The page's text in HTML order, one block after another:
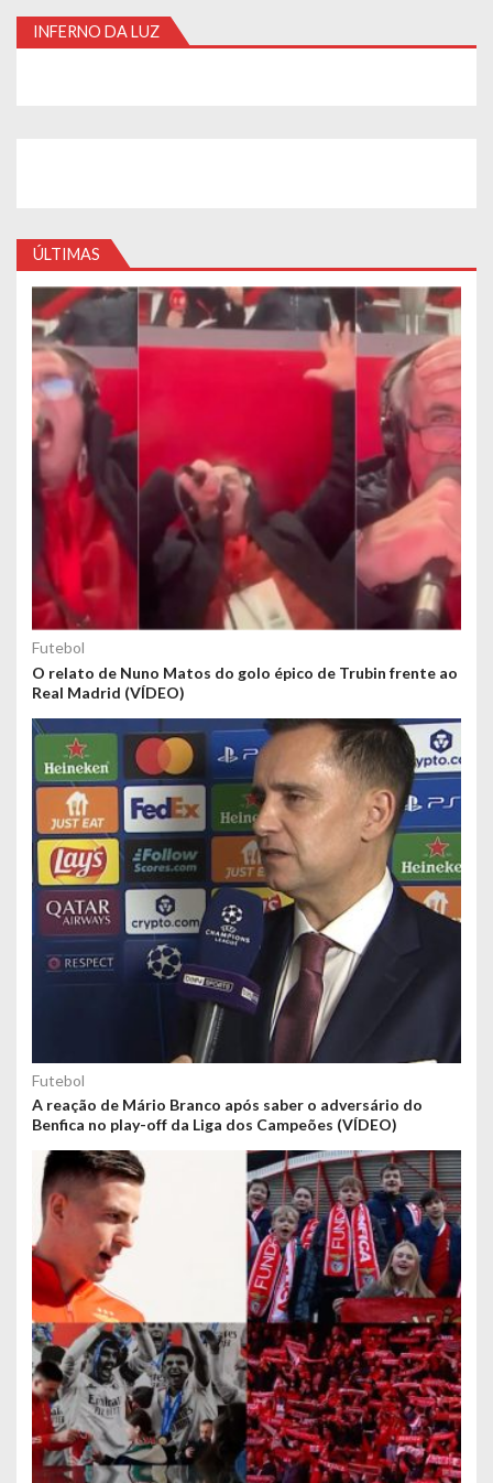
INFERNO DA LUZ
ÚLTIMAS
Futebol
O relato de Nuno Matos do golo épico de Trubin frente ao
Real Madrid (VÍDEO)
Futebol
A reação de Mário Branco após saber o adversário do
Benfica no play-off da Liga dos Campeões (VÍDEO)